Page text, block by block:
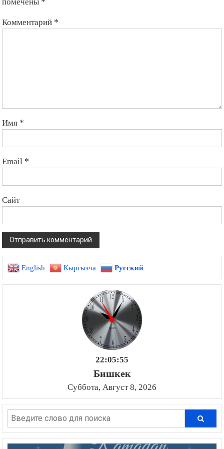
Комментарий *
Имя *
Email *
Сайт
English Кыргызча Русский
22:05:56
Бишкек
Суббота, Август 8, 2026